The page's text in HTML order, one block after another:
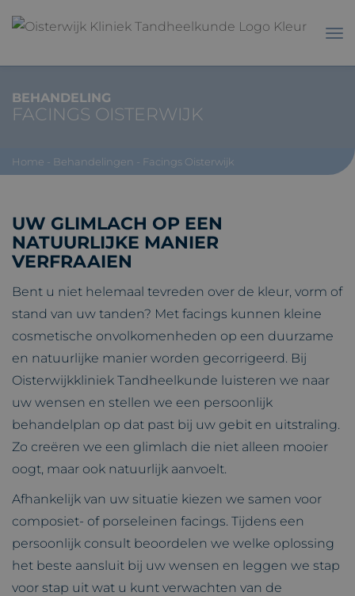
BEHANDELING
FACINGS OISTERWIJK
Home - Behandelingen - Facings Oisterwijk
UW GLIMLACH OP EEN
NATUURLIJKE MANIER
VERFRAAIEN
Bent u niet helemaal tevreden over de kleur, vorm of
stand van uw tanden? Met facings kunnen kleine
cosmetische onvolkomenheden op een duurzame
en natuurlijke manier worden gecorrigeerd. Bij
Oisterwijkkliniek Tandheelkunde luisteren we naar
uw wensen en stellen we een persoonlijk
behandelplan op dat past bij uw gebit en uitstraling.
Zo creëren we een glimlach die niet alleen mooier
oogt, maar ook natuurlijk aanvoelt.
Afhankelijk van uw situatie kiezen we samen voor
composiet- of porseleinen facings. Tijdens een
persoonlijk consult beoordelen we welke oplossing
het beste aansluit bij uw wensen en leggen we stap
voor stap uit wat u kunt verwachten van de